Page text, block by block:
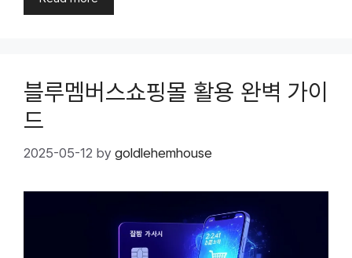
블루멤버스쇼핑몰 활용 완벽 가이
드
2025-05-12 by goldlehemhouse